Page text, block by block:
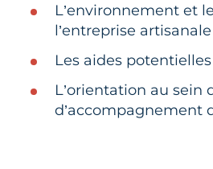
L’environnement et
l’entreprise artisanale
Les aides potentielles
L’orientation au sein
d’accompagnement